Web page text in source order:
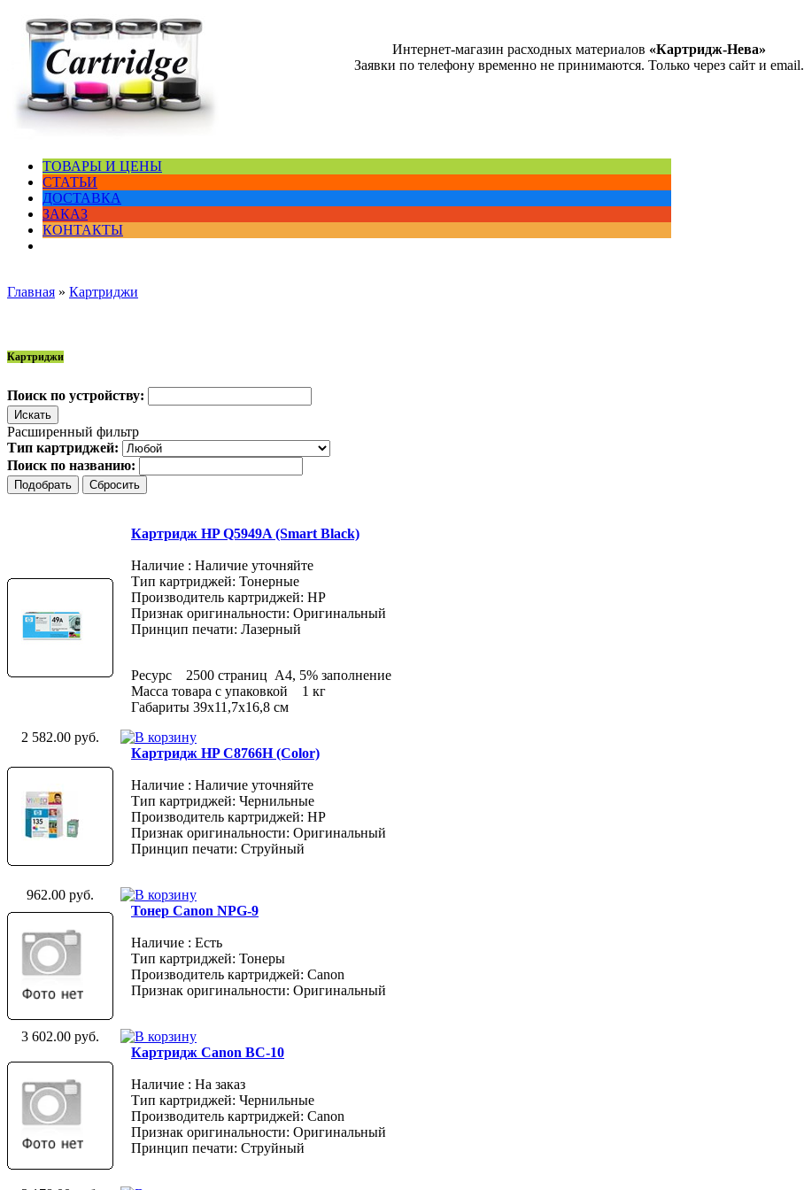
Интернет-магазин расходных материалов «Картридж-Нева»
Заявки по телефону временно не принимаются. Только через сайт и email.
ТОВАРЫ И ЦЕНЫ
СТАТЬИ
ДОСТАВКА
ЗАКАЗ
КОНТАКТЫ
Главная » Картриджи
Картриджи
Поиск по устройству:
Расширенный фильтр
Тип картриджей:
Поиск по названию:
Картридж HP Q5949A (Smart Black)
Наличие : Наличие уточняйте
Тип картриджей: Тонерные
Производитель картриджей: HP
Признак оригинальности: Оригинальный
Принцип печати: Лазерный
Ресурс 2500 страниц A4, 5% заполнение
Масса товара с упаковкой 1 кг
Габариты 39x11,7x16,8 см
2 582.00 руб.
Картридж HP C8766H (Color)
Наличие : Наличие уточняйте
Тип картриджей: Чернильные
Производитель картриджей: HP
Признак оригинальности: Оригинальный
Принцип печати: Струйный
962.00 руб.
Тонер Canon NPG-9
Наличие : Есть
Тип картриджей: Тонеры
Производитель картриджей: Canon
Признак оригинальности: Оригинальный
3 602.00 руб.
Картридж Canon BC-10
Наличие : На заказ
Тип картриджей: Чернильные
Производитель картриджей: Canon
Признак оригинальности: Оригинальный
Принцип печати: Струйный